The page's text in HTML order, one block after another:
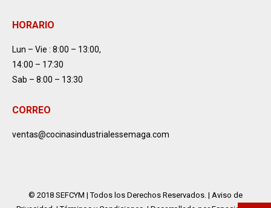
HORARIO
Lun – Vie : 8:00 – 13:00,
14:00 – 17:30
Sab – 8:00 – 13:30
CORREO
ventas@cocinasindustrialessemaga.com
© 2018 SEFCYM | Todos los Derechos Reservados. | Aviso de